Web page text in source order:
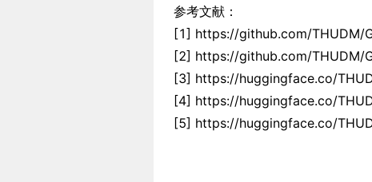
参考文献：
[1] https://github.com/THUDM/
[2] https://github.com/THUDM/
[3] https://huggingface.co/
[4] https://huggingface.co/
[5] https://huggingface.co/